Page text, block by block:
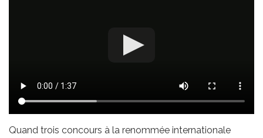
Quand trois concours à la renommée internationale